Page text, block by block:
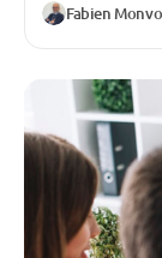
Fabien